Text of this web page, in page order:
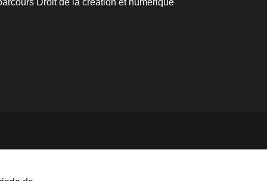
Droit de la création et numérique